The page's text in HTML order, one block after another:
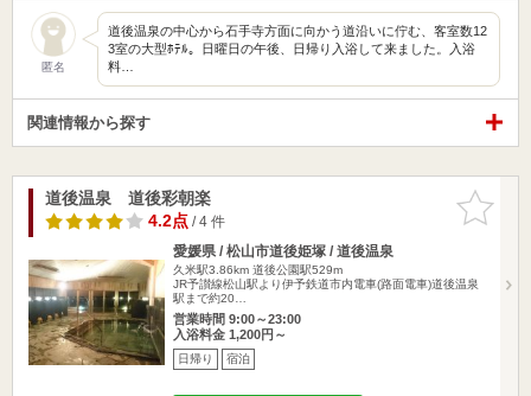
匿名
道後温泉の中心から石手寺方面に向かう道沿いに佇む、客室数12
3室の大型ﾎﾃﾙ。日曜日の午後、日帰り入浴して来ました。入浴
料…
関連情報から探す
お気に入
りに追加
道後温泉 道後彩朝楽
4.2点/ 4 件
愛媛県 / 松山市道後姫塚 / 道後温泉
久米駅3.86km 道後公園駅529m
JR予讃線松山駅より伊予鉄道市内電車(路面電車)道後温泉
駅まで約20…
営業時間 9:00～23:00
入浴料金 1,200円～
日帰り 宿泊